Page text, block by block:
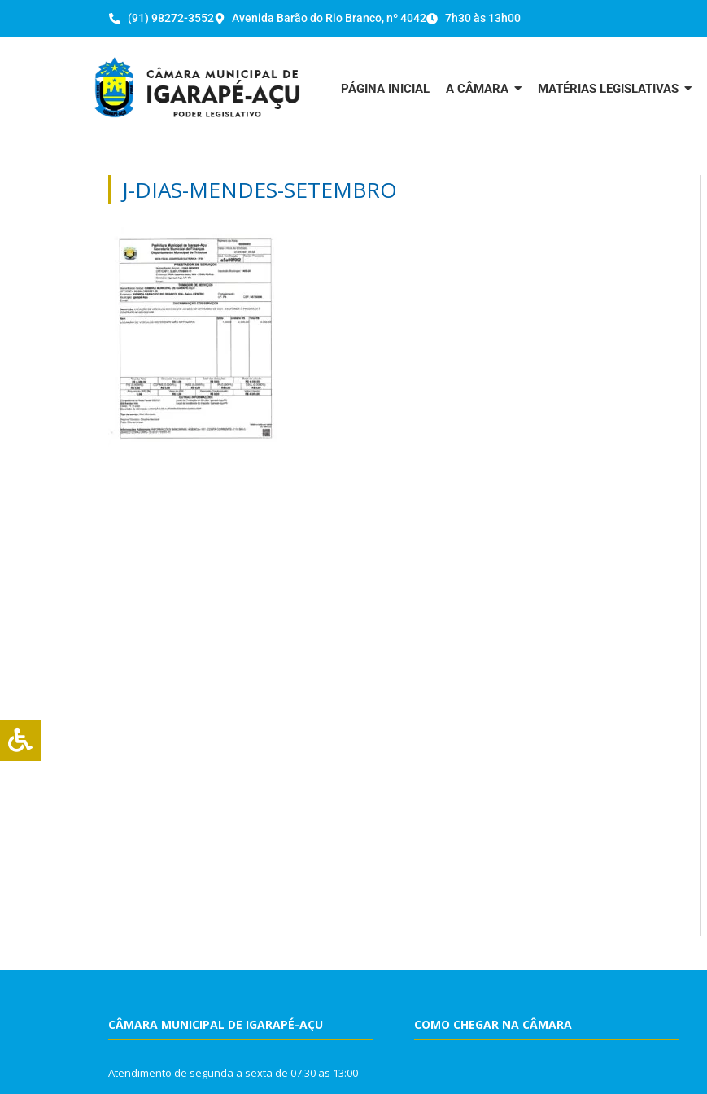
(91) 98272-3552 Avenida Barão do Rio Branco, nº 4042 7h30 às 13h00
PÁGINA INICIAL A CÂMARA MATÉRIAS LEGISLATIVAS
J-DIAS-MENDES-SETEMBRO
CÂMARA MUNICIPAL DE IGARAPÉ-AÇU
Atendimento de segunda a sexta de 07:30 as 13:00
COMO CHEGAR NA CÂMARA